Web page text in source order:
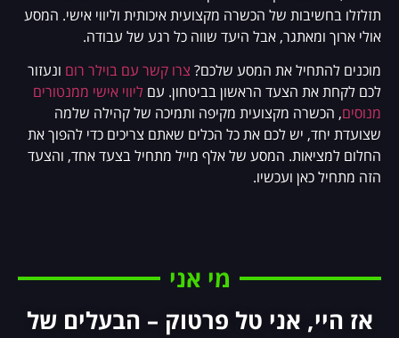
תזלזלו בחשיבות של הכשרה מקצועית איכותית וליווי אישי. המסע
אולי ארוך ומאתגר, אבל היעד שווה כל רגע של עבודה.
מוכנים להתחיל את המסע שלכם? צרו קשר עם בוילר רום ונעזור
לכם לקחת את הצעד הראשון בביטחון. עם ליווי אישי ממנטורים
מנוסים, הכשרה מקצועית מקיפה ותמיכה של קהילה שלמה
שצועדת יחד, יש לכם את כל הכלים שאתם צריכים כדי להפוך את
החלום למציאות. המסע של אלף מייל מתחיל בצעד אחד, והצעד
הזה מתחיל כאן ועכשיו.
מי אני
אז היי, אני טל פרטוק – הבעלים של